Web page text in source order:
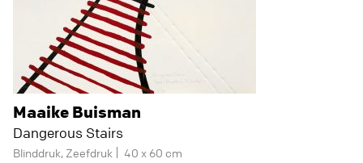
Maaike Buisman
Dangerous Stairs
Blinddruk, Zeefdruk 40 x 60 cm